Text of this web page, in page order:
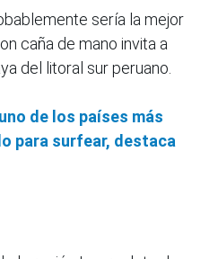
sería la mejor
caña de mano invita a
del litoral sur peruano.
de los países más
para surfear, destaca